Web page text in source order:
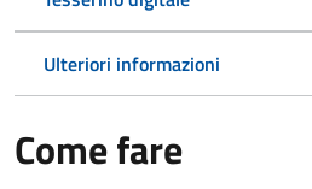
Ulteriori informazioni
Come fare